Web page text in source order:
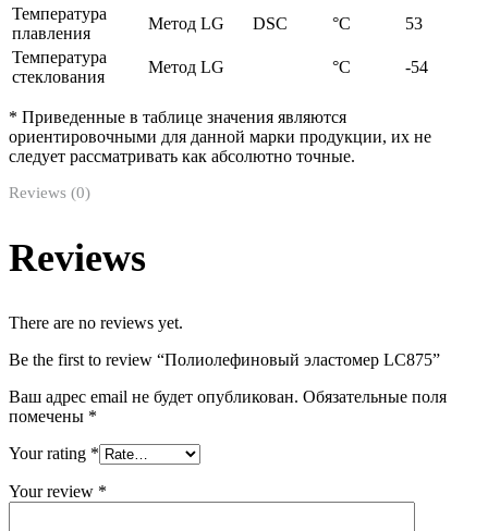
Температура
плавления
Метод LG DSC °С
53
Температура
стеклования
Метод LG °С -54
* Приведенные в таблице значения являются
ориентировочными для данной марки продукции, их не
следует рассматривать как абсолютно точные.
Reviews (0)
Reviews
There are no reviews yet.
Be the first to review “Полиолефиновый эластомер LC875”
Ваш адрес email не будет опубликован. Обязательные поля
помечены *
Your rating *
Your review *